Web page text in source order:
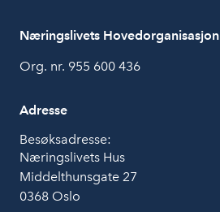
Næringslivets Hovedorganisasjon
Org. nr. 955 600 436
Adresse
Besøksadresse:
Næringslivets Hus
Middelthunsgate 27
0368 Oslo